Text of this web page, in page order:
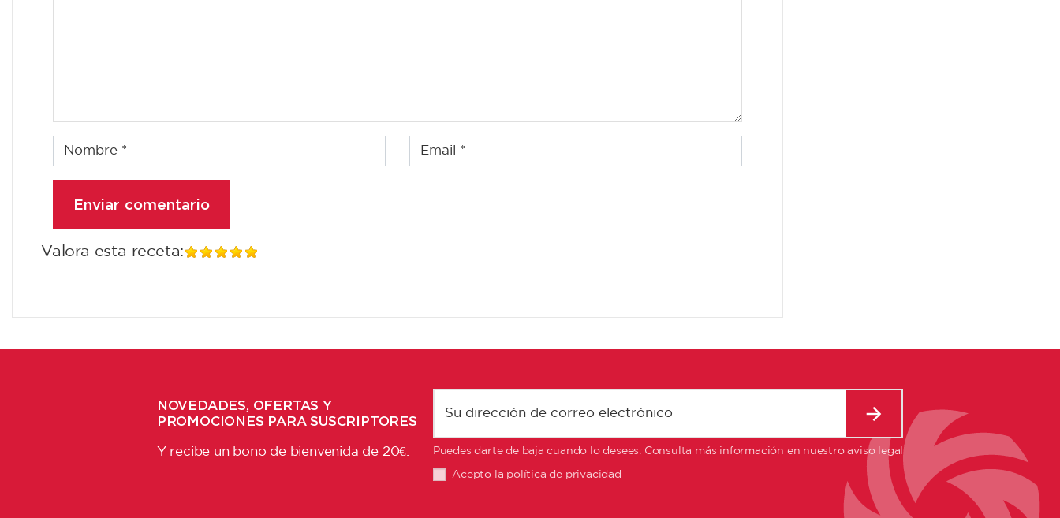
Valora esta receta:
NOVEDADES, OFERTAS Y
PROMOCIONES PARA SUSCRIPTORES
Y recibe un bono de bienvenida de 20€. Puedes darte de baja cuando lo desees. Consulta más información en nuestro aviso legal
Acepto la política de privacidad